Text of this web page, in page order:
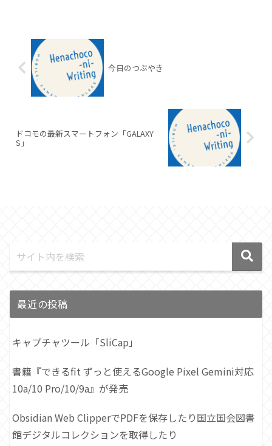
今日のつぶやき
ドコモの最新スマートフォン「GALAXY
S」
最近の投稿
キャプチャツール「SliCap」
書籍『できるfit ずっと使えるGoogle Pixel Gemini対応
10a/10 Pro/10/9a』が発売
Obsidian Web ClipperでPDFを保存したり国立国会図書
館デジタルコレクションを取得したり